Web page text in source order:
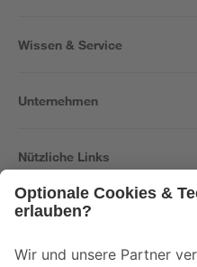
Wissen & Service
Unternehmen
Nützliche Links
Der toom Newsletter: Keine